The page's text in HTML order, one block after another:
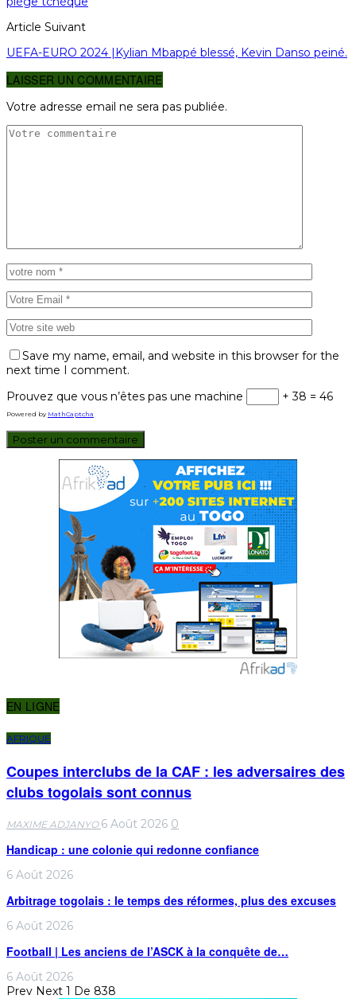
Article Suivant
UEFA-EURO 2024 |Kylian Mbappé blessé, Kevin Danso peiné.
LAISSER UN COMMENTAIRE
Votre adresse email ne sera pas publiée.
Save my name, email, and website in this browser for the
next time I comment.
Prouvez que vous n’êtes pas une machine
+ 38 = 46
Powered by MathCaptcha
EN LIGNE
AFRIQUE
Coupes interclubs de la CAF : les adversaires des
clubs togolais sont connus
MAXIME ADJANYO 6 Août 2026 0
Handicap : une colonie qui redonne confiance
6 Août 2026
Arbitrage togolais : le temps des réformes, plus des excuses
6 Août 2026
Football | Les anciens de l’ASCK à la conquête de…
6 Août 2026
Prev Next 1 De 838